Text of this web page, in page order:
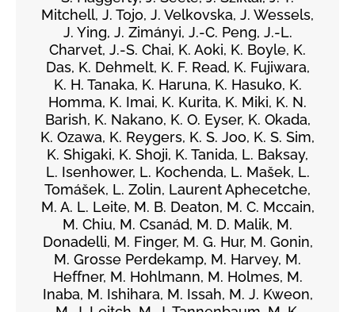
Mitchell, J. Tojo, J. Velkovska, J. Wessels,
J. Ying, J. Zimányi, J.-C. Peng, J.-L.
Charvet, J.-S. Chai, K. Aoki, K. Boyle, K.
Das, K. Dehmelt, K. F. Read, K. Fujiwara,
K. H. Tanaka, K. Haruna, K. Hasuko, K.
Homma, K. Imai, K. Kurita, K. Miki, K. N.
Barish, K. Nakano, K. O. Eyser, K. Okada,
K. Ozawa, K. Reygers, K. S. Joo, K. S. Sim,
K. Shigaki, K. Shoji, K. Tanida, L. Baksay,
L. Isenhower, L. Kochenda, L. Mašek, L.
Tomášek, L. Zolin, Laurent Aphecetche,
M. A. L. Leite, M. B. Deaton, M. C. Mccain,
M. Chiu, M. Csanád, M. D. Malik, M.
Donadelli, M. Finger, M. G. Hur, M. Gonin,
M. Grosse Perdekamp, M. Harvey, M.
Heffner, M. Hohlmann, M. Holmes, M.
Inaba, M. Ishihara, M. Issah, M. J. Kweon,